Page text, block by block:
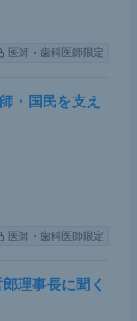
釈するかは
とは確実だろ
ついては、再
ない。
後前立腺がん
、移植尿管に
医師・歯科医師限定
・国民を支え
医師・歯科医師限定
理事長に聞く